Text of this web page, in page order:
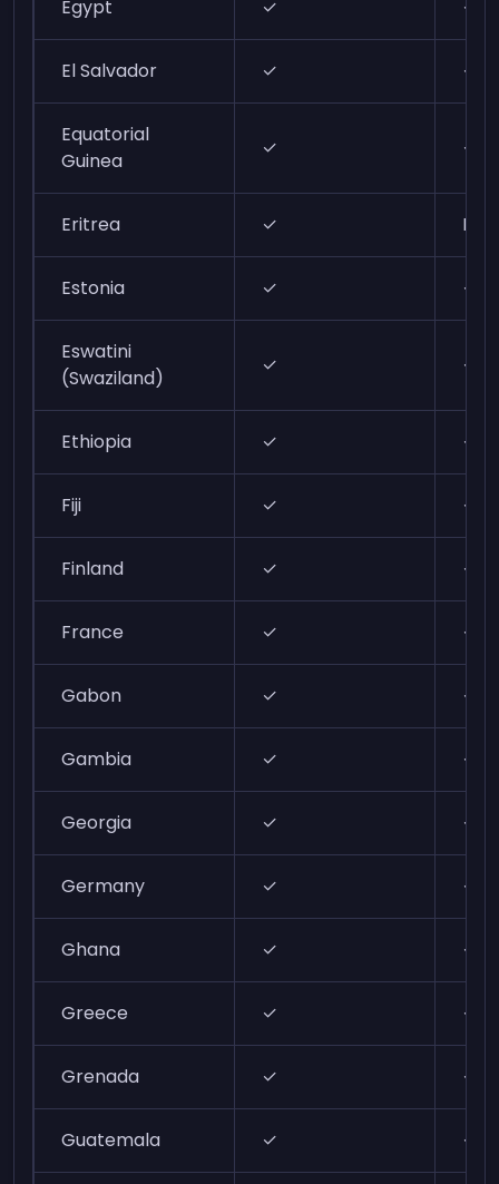
Egypt ✓ ✓
El Salvador ✓ ✓
Equatorial
Guinea
✓ ✓
Eritrea ✓ N/A
Estonia ✓ ✓
Eswatini
(Swaziland)
✓ ✓
Ethiopia ✓ ✓
Fiji ✓ ✓
Finland ✓ ✓
France ✓ ✓
Gabon ✓ ✓
Gambia ✓ ✓
Georgia ✓ ✓
Germany ✓ ✓
Ghana ✓ ✓
Greece ✓ ✓
Grenada ✓ ✓
Guatemala ✓ ✓